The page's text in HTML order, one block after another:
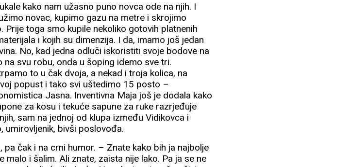
kako nam užasno puno novca ode na njih. I
novac, kupimo gazu na metre i skrojimo
Prije toga smo kupile nekoliko gotovih platnenih
i kojih su dimenzija. I da, imamo još jedan
No, kad jedna odluči iskoristiti svoje bodove na
svu robu, onda u šoping idemo sve tri.
to u čak dvoja, a nekad i troja kolica, na
popust i tako svi uštedimo 15 posto –
Jasna. Inventivna Maja još je dodala kako
za kosu i tekuće sapune za ruke razrjeđuje
sam na jednoj od klupa između Vidikovca i
umirovljenik, bivši poslovođa.
čak i na crni humor. – Znate kako bih ja najbolje
i šalim. Ali znate, zaista nije lako. Pa ja se ne